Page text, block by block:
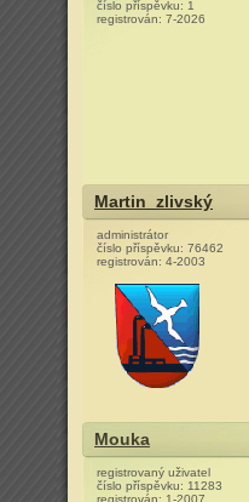
číslo příspěvku: 1
registrován: 7-2026
Martin_zlivský
administrátor
číslo příspěvku: 76462
registrován: 4-2003
Mouka
registrovaný uživatel
číslo příspěvku: 11283
registrován: 1-2007